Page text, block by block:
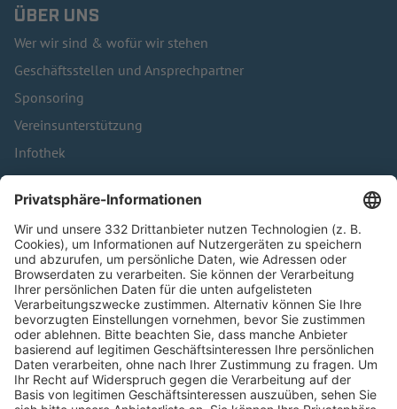
ÜBER UNS
Wer wir sind & wofür wir stehen
Geschäftsstellen und Ansprechpartner
Sponsoring
Vereinsunterstützung
Infothek
Kontakt
HÄUFIG BESUCHTE SEITEN
Pässe und Vereinswechsel
Trainerausbildung
Schulungsangebot Vereinsmitarbeiter
BFV-Geschäftsstellen
Trainerbörse
Login SpielPlus